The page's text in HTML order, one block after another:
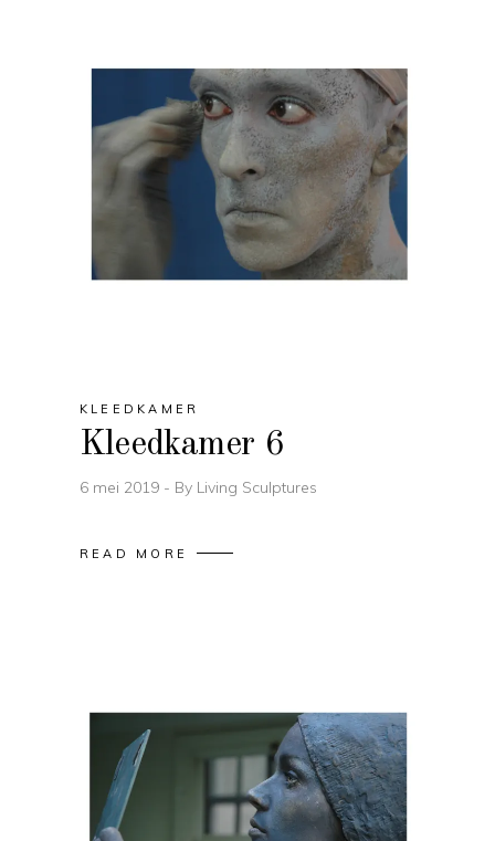
KLEEDKAMER
Kleedkamer 6
6 mei 2019 By Living Sculptures
READ MORE